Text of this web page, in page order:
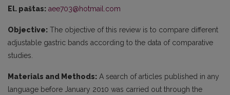
El. paštas: aee703@hotmail.com
Objective: The objective of this review is to compare different
adjustable gastric bands according to the data of comparative
studies.
Materials and Methods: A search of articles published in any
language before January 2010 was carried out through the